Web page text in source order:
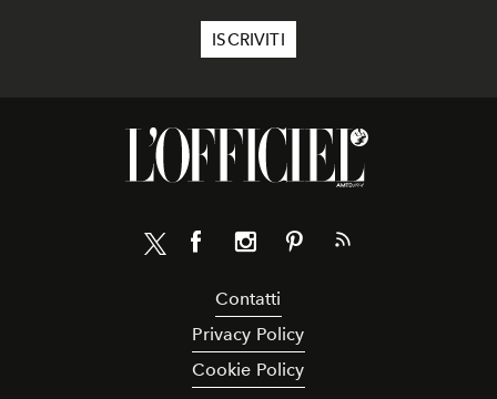
Contatti
Privacy Policy
Cookie Policy